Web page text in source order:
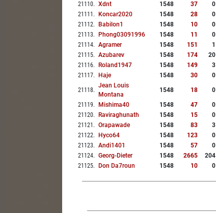
21110. Xdnt 1548 37
0
21111 . Koncar2020 1548 28
0
21112. Babilon1 1548 10
0
21113. Phong03091996 1548 11
0
21114. Agramer 1548 151
1
21115. Azubarev 1548 174
20
21116. Roland1947 1548 149
3
21117. Haje 1548 30 0
21118.
Jean Louis
Montana
1548 18 0
21119. Mishima40 1548 47
0
21120. Raviraghunath 1548 15
0
21121 . Orapawade 1548 83
3
21122. Hyco64 1548 123
0
21123. Andi1401 1548 57
0
21124. Georg-Dieter 1548 2665
204
21125. Don Da7roun 1548 10 0